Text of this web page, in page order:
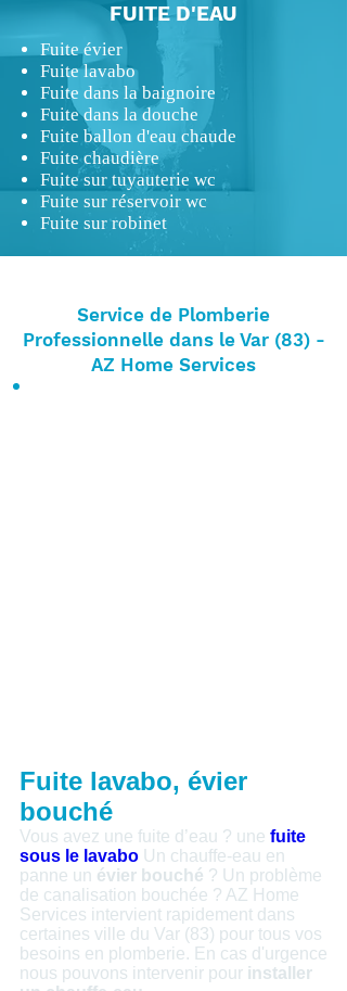
FUITE D'EAU
Fuite évier
Fuite lavabo
Fuite dans la baignoire
Fuite dans la douche
Fuite ballon d'eau chaude
Fuite chaudière
Fuite sur tuyauterie wc
Fuite sur réservoir wc
Fuite sur robinet
Service de Plomberie
Professionnelle dans le Var (83) -
AZ Home Services
Fuite lavabo, évier
bouché
Vous avez une fuite d’eau ? une fuite
sous le lavabo Un chauffe-eau en
panne un évier bouché ? Un problème
de canalisation bouchée ? AZ Home
Services intervient rapidement dans
certaines ville du Var (83) pour tous vos
besoins en plomberie. En cas d'urgence
nous pouvons intervenir pour installer